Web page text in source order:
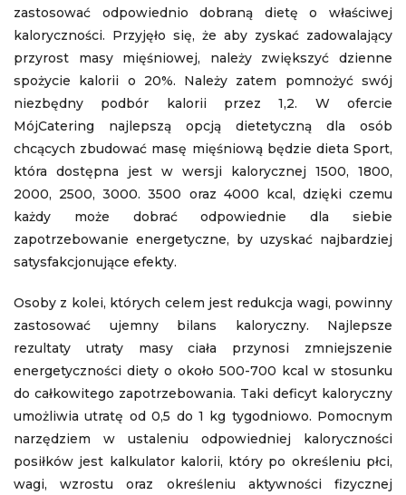
zastosować odpowiednio dobraną dietę o właściwej
kaloryczności. Przyjęło się, że aby zyskać zadowalający
przyrost masy mięśniowej, należy zwiększyć dzienne
spożycie kalorii o 20%. Należy zatem pomnożyć swój
niezbędny podbór kalorii przez 1,2. W ofercie
MójCatering najlepszą opcją dietetyczną dla osób
chcących zbudować masę mięśniową będzie dieta Sport,
która dostępna jest w wersji kalorycznej 1500, 1800,
2000, 2500, 3000. 3500 oraz 4000 kcal, dzięki czemu
każdy może dobrać odpowiednie dla siebie
zapotrzebowanie energetyczne, by uzyskać najbardziej
satysfakcjonujące efekty.
Osoby z kolei, których celem jest redukcja wagi, powinny
zastosować ujemny bilans kaloryczny. Najlepsze
rezultaty utraty masy ciała przynosi zmniejszenie
energetyczności diety o około 500-700 kcal w stosunku
do całkowitego zapotrzebowania. Taki deficyt kaloryczny
umożliwia utratę od 0,5 do 1 kg tygodniowo. Pomocnym
narzędziem w ustaleniu odpowiedniej kaloryczności
posiłków jest kalkulator kalorii, który po określeniu płci,
wagi, wzrostu oraz określeniu aktywności fizycznej